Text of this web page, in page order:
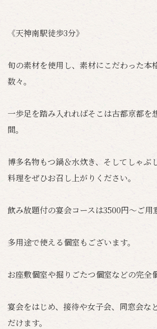
《天神南駅徒歩3分》
旬の素材を使用し、素材にこだわった本
数々。
一歩足を踏み入れればそこは古都京都を
間。
博多名物もつ鍋＆水炊き、そしてしゃぶ
料理をぜひお召し上がりください。
飲み放題付の宴会コースは3500円～ご用
多用途で使える個室もございます。
お座敷個室や掘りごたつ個室などの完全
宴会をはじめ、接待や女子会、同窓会な
だけます。